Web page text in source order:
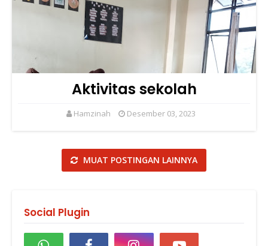
Aktivitas sekolah
Hamzinah Desember 03, 2023
MUAT POSTINGAN LAINNYA
Social Plugin